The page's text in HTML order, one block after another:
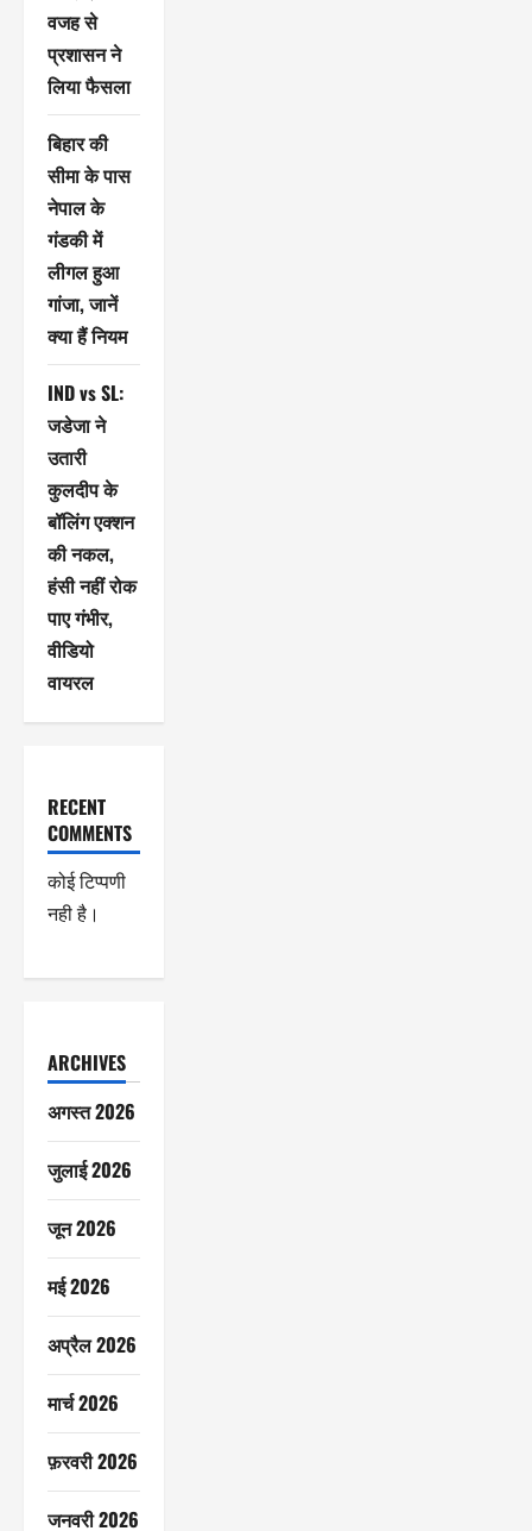
वजह से
प्रशासन ने
लिया फैसला
बिहार की
सीमा के पास
नेपाल के
गंडकी में
लीगल हुआ
गांजा, जानें
क्या हैं नियम
IND vs SL:
जडेजा ने
उतारी
कुलदीप के
बॉलिंग एक्शन
की नकल,
हंसी नहीं रोक
पाए गंभीर,
वीडियो
वायरल
RECENT
COMMENTS
कोई टिप्पणी
नही है।
ARCHIVES
अगस्त 2026
जुलाई 2026
जून 2026
मई 2026
अप्रैल 2026
मार्च 2026
फ़रवरी 2026
जनवरी 2026